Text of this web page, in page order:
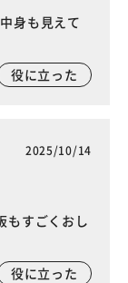
身も見えて
役に立った
2025/10/14
もすごくおし
役に立った